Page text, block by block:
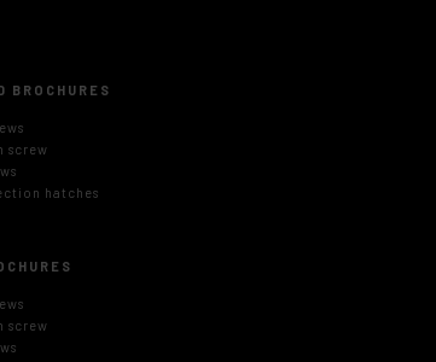
BROCHURES
screw
hatches
screw